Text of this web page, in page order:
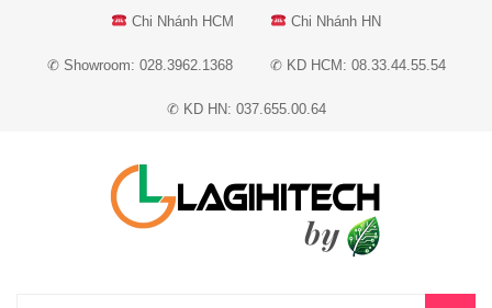
Chi Nhánh HCM Chi Nhánh HN
✆ Showroom: 028.3962.1368 ✆ KD HCM: 08.33.44.55.54
✆ KD HN: 037.655.00.64